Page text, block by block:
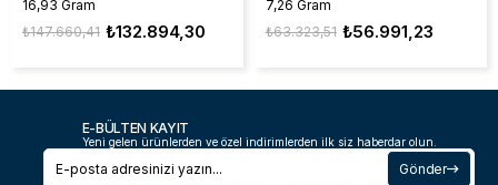
16,93 Gram
₺132.894,30
₺147.660,41
7,26 Gram
₺56.991,23
₺63.323,51
E-BÜLTEN KAYIT
Yeni gelen ürünlerden ve özel indirimlerden ilk siz haberdar olun.
Gönder